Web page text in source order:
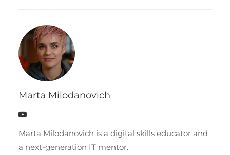
Marta Milodanovich
Marta Milodanovich is a digital skills educator and
a next-generation IT mentor.